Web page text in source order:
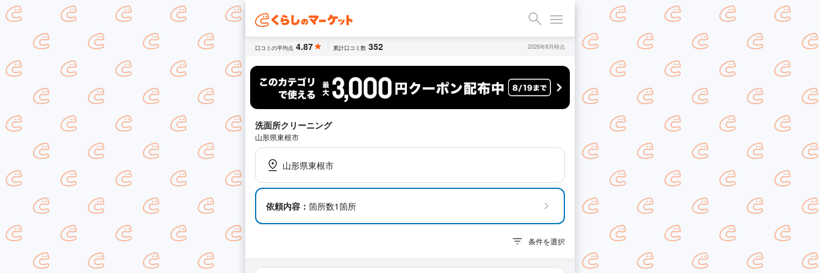
口コミの平均点 4.87 累計口コミ数 352 2026年8月時点
洗面所クリーニング
山形県東根市
山形県東根市
依頼内容： 箇所数1箇所
条件を選択